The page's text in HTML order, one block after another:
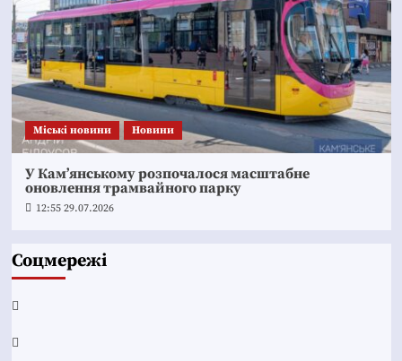
Mіські новини Новини
У Кам’янському розпочалося масштабне
оновлення трамвайного парку
12:55 29.07.2026
Соцмережі
Facebook
YouTube